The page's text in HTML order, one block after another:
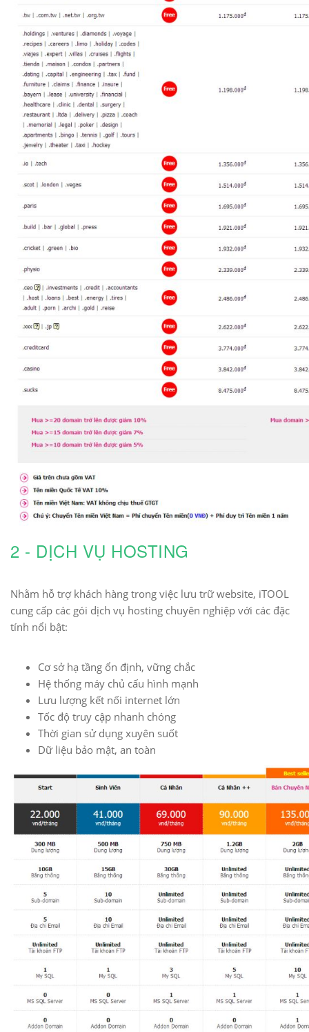
2 - DỊCH VỤ HOSTING
Nhằm hỗ trợ khách hàng trong việc lưu trữ website, iTOOL
cung cấp các gói dịch vụ hosting chuyên nghiệp với các đặc
tính nổi bật:
Cơ sở hạ tầng ổn định, vững chắc
Hệ thống máy chủ cấu hình mạnh
Lưu lượng kết nối internet lớn
Tốc độ truy cập nhanh chóng
Thời gian sử dụng xuyên suốt
Dữ liệu bảo mật, an toàn